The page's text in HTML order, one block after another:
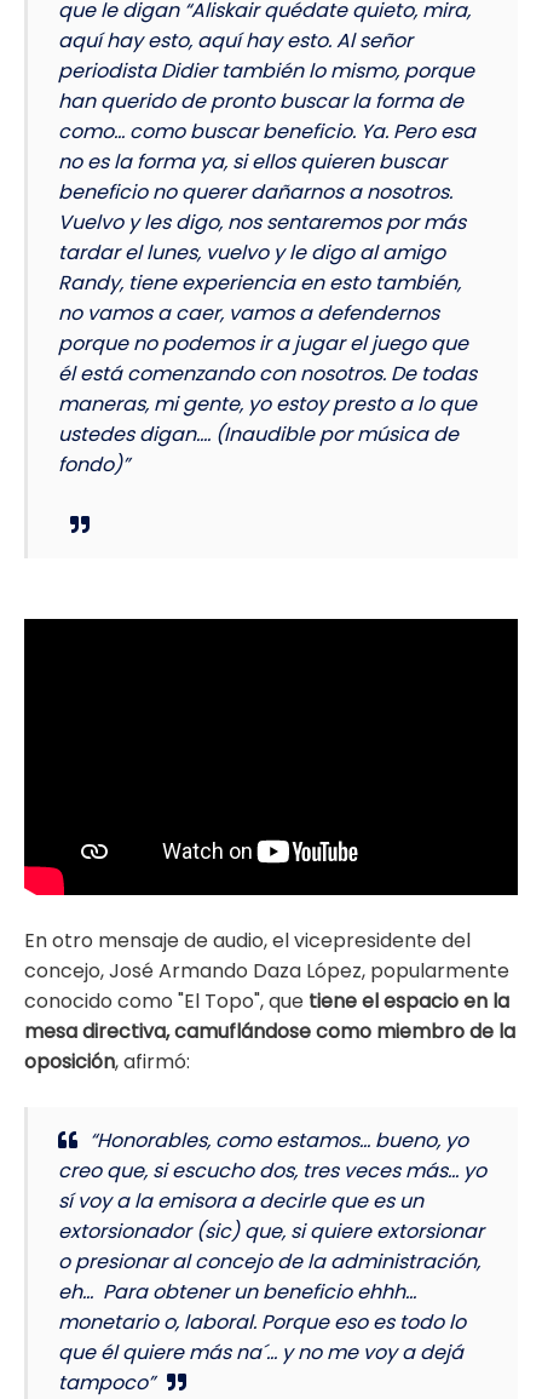
que le digan “Aliskair quédate quieto, mira,
aquí hay esto, aquí hay esto. Al señor
periodista Didier también lo mismo, porque
han querido de pronto buscar la forma de
como… como buscar beneficio. Ya. Pero esa
no es la forma ya, si ellos quieren buscar
beneficio no querer dañarnos a nosotros.
Vuelvo y les digo, nos sentaremos por más
tardar el lunes, vuelvo y le digo al amigo
Randy, tiene experiencia en esto también,
no vamos a caer, vamos a defendernos
porque no podemos ir a jugar el juego que
él está comenzando con nosotros. De todas
maneras, mi gente, yo estoy presto a lo que
ustedes digan…. (Inaudible por música de
fondo)”
En otro mensaje de audio, el vicepresidente del
concejo, José Armando Daza López, popularmente
conocido como "El Topo", que tiene el espacio en la
mesa directiva, camuflándose como miembro de la
oposición, afirmó:
“Honorables, como estamos… bueno, yo
creo que, si escucho dos, tres veces más… yo
sí voy a la emisora a decirle que es un
extorsionador (sic) que, si quiere extorsionar
o presionar al concejo de la administración,
eh… Para obtener un beneficio ehhh…
monetario o, laboral. Porque eso es todo lo
que él quiere más na´… y no me voy a dejá
tampoco”